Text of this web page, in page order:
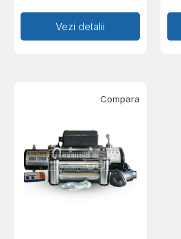
Adaugă în coș
Vezi detalii
Compara